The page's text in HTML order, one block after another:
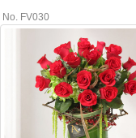
No. FV030